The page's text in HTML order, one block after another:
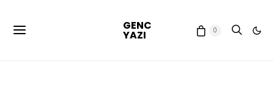
GENC
YAZI 0